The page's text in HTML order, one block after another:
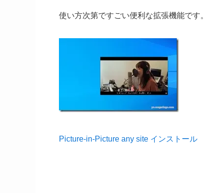
使い方次第ですごい便利な拡張機能です。
Picture-in-Picture any site インストール